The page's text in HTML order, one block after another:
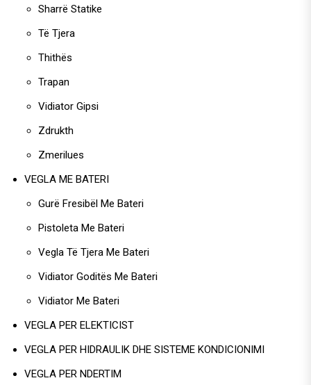
Sharrë Statike
Të Tjera
Thithës
Trapan
Vidiator Gipsi
Zdrukth
Zmerilues
VEGLA ME BATERI
Gurë Fresibël Me Bateri
Pistoleta Me Bateri
Vegla Të Tjera Me Bateri
Vidiator Goditës Me Bateri
Vidiator Me Bateri
VEGLA PER ELEKTICIST
VEGLA PER HIDRAULIK DHE SISTEME KONDICIONIMI
VEGLA PER NDERTIM